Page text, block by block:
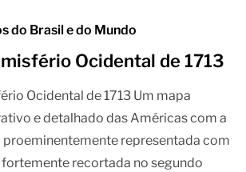
do Brasil e do Mundo
Ocidental de 1713
Ocidental de 1713 Um mapa
e detalhado das Américas com a
proeminentemente representada com
recortada no segundo